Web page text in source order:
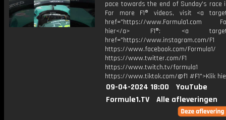
pace towards the end of Sunday's race
For more F1® videos, visit <a
href="https://www.Formula1.com
hier</a> F1®: <a
href="https://www.instagram.com/F1
https://www.facebook.com/Formula1/
https://www.twitter.com/F1
https://www.twitch.tv/formula1
https://www.tiktok.com/@f1 #F1">Klik
09-04-2024 18:00
YouTube
Formule1.TV
Alle afleveringen